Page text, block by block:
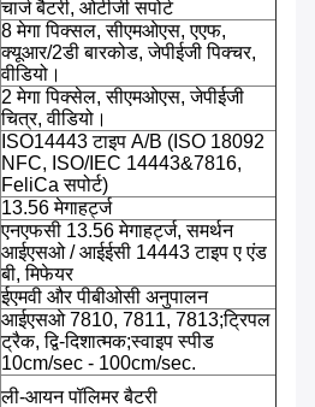
चार्ज बैटरी, ओटीजी सपोर्ट
8 मेगा पिक्सल, सीएमओएस, एएफ,
क्यूआर/2डी बारकोड, जेपीईजी पिक्चर,
वीडियो।
2 मेगा पिक्सेल, सीएमओएस, जेपीईजी
चित्र, वीडियो।
ISO14443 टाइप A/B (ISO 18092
NFC, ISO/IEC 14443&7816,
FeliCa सपोर्ट)
13.56 मेगाहर्ट्ज
एनएफसी 13.56 मेगाहर्ट्ज, समर्थन
आईएसओ / आईईसी 14443 टाइप ए एंड
बी, मिफेयर
ईएमवी और पीबीओसी अनुपालन
आईएसओ 7810, 7811, 7813;ट्रिपल
ट्रैक, द्वि-दिशात्मक;स्वाइप स्पीड
10cm/sec - 100cm/sec.
ली-आयन पॉलिमर बैटरी